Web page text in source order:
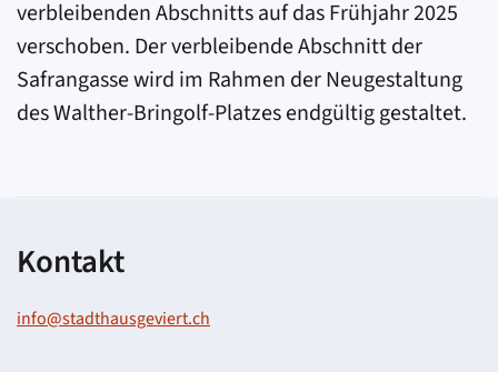
verbleibenden Abschnitts auf das Frühjahr 2025
verschoben. Der verbleibende Abschnitt der
Safrangasse wird im Rahmen der Neugestaltung
des Walther-Bringolf-Platzes endgültig gestaltet.
Kontakt
info@stadthausgeviert.ch